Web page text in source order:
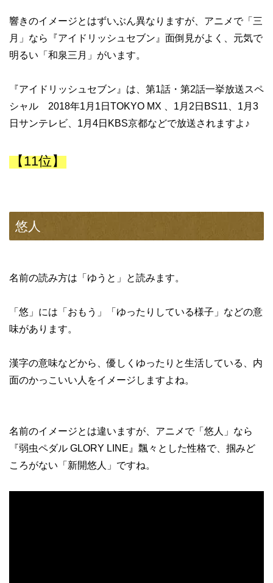
響きのイメージとはずいぶん異なりますが、アニメで「三
月」なら『アイドリッシュセブン』面倒見がよく、元気で
明るい「和泉三月」がいます。
『アイドリッシュセブン』は、第1話・第2話一挙放送スペ
シャル 2018年1月1日TOKYO MX 、1月2日BS11、1月3
日サンテレビ、1月4日KBS京都などで放送されますよ♪
【11位】
悠人
名前の読み方は「ゆうと」と読みます。
「悠」には「おもう」「ゆったりしている様子」などの意
味があります。
漢字の意味などから、優しくゆったりと生活している、内
面のかっこいい人をイメージしますよね。
名前のイメージとは違いますが、アニメで「悠人」なら
『弱虫ペダル GLORY LINE』飄々とした性格で、掴みど
ころがない「新開悠人」ですね。